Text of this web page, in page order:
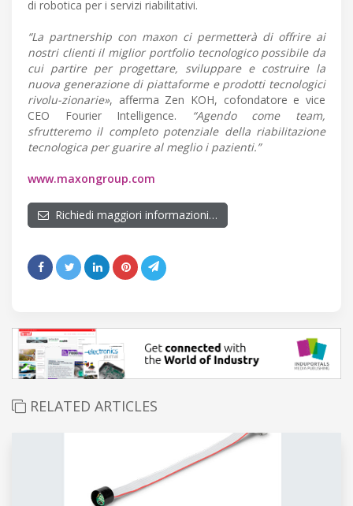
di robotica per i servizi riabilitativi.
“La partnership con maxon ci permetterà di offrire ai
nostri clienti il miglior portfolio tecnologico possibile da
cui partire per progettare, sviluppare e costruire la
nuova generazione di piattaforme e prodotti tecnologici
rivolu-zionarie», afferma Zen KOH, cofondatore e vice
CEO Fourier Intelligence.
“Agendo come team,
sfrutteremo il completo potenziale della riabilitazione
tecnologica per guarire al meglio i pazienti.”
www.maxongroup.com
Richiedi maggiori informazioni…
RELATED ARTICLES